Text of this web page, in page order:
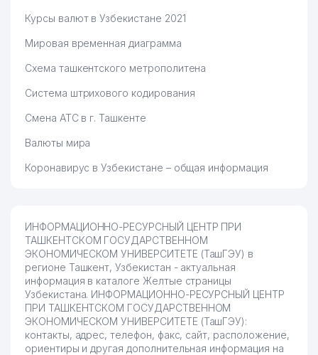
Курсы валют в Узбекистане 2021
Мировая временная диаграмма
Схема ташкентского метрополитена
Система штрихового кодирования
Смена АТС в г. Ташкенте
Валюты мира
Коронавирус в Узбекистане – общая информация
ИНФОРМАЦИОННО-РЕСУРСНЫЙ ЦЕНТР ПРИ
ТАШКЕНТСКОМ ГОСУДАРСТВЕННОМ
ЭКОНОМИЧЕСКОМ УНИВЕРСИТЕТЕ (ТашГЭУ) в
регионе Ташкент, Узбекистан - актуальная
информация в каталоге Желтые страницы
Узбекистана. ИНФОРМАЦИОННО-РЕСУРСНЫЙ ЦЕНТР
ПРИ ТАШКЕНТСКОМ ГОСУДАРСТВЕННОМ
ЭКОНОМИЧЕСКОМ УНИВЕРСИТЕТЕ (ТашГЭУ):
контакты, адрес, телефон, факс, сайт, расположение,
ориентиры и другая дополнительная информация на